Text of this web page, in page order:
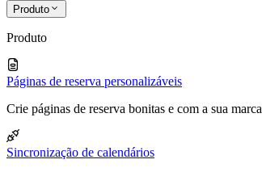
Produto
Produto
Páginas de reserva personalizáveis
Crie páginas de reserva bonitas e com a sua marca
Sincronização de calendários